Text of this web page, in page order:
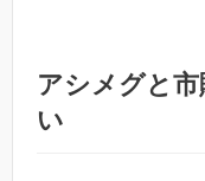
アシメグと
い